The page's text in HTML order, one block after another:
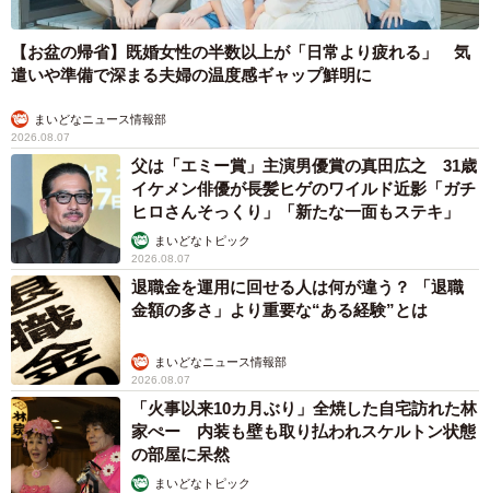
【お盆の帰省】既婚女性の半数以上が「日常より疲れる」 気
遣いや準備で深まる夫婦の温度感ギャップ鮮明に
まいどなニュース情報部
2026.08.07
父は「エミー賞」主演男優賞の真田広之 31歳
イケメン俳優が長髪ヒゲのワイルド近影「ガチ
ヒロさんそっくり」「新たな一面もステキ」
まいどなトピック
2026.08.07
退職金を運用に回せる人は何が違う？ 「退職
金額の多さ」より重要な“ある経験”とは
まいどなニュース情報部
2026.08.07
「火事以来10カ月ぶり」全焼した自宅訪れた林
家ぺー 内装も壁も取り払われスケルトン状態
の部屋に呆然
まいどなトピック